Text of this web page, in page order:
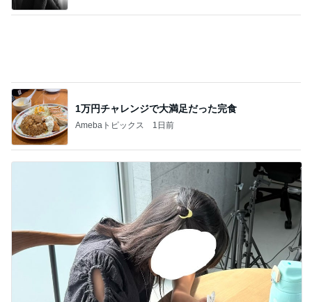
1万円チャレンジで大満足だった完食
Amebaトピックス 1日前